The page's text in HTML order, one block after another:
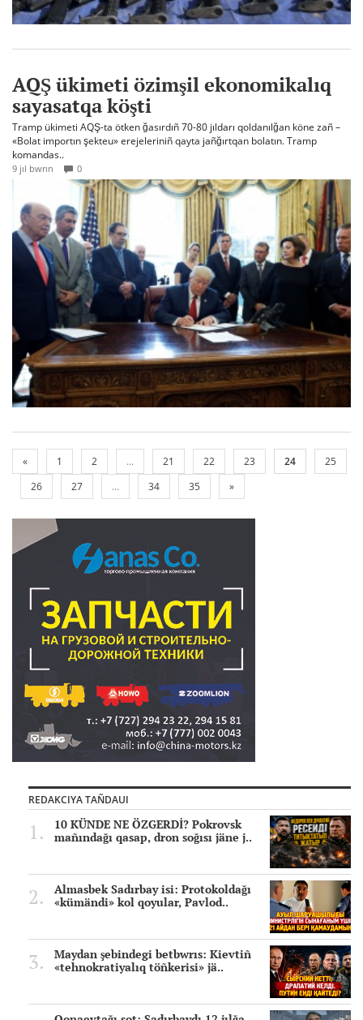
AQŞ ükimeti özimşil ekonomikalıq
sayasatqa köşti
Tramp ükimeti AQŞ-ta ötken ğasırdıñ 70-80 jıldarı qoldanılğan köne zañ –
«Bolat importın şekteu» erejeleriniñ qayta jañğırtqan bolatın. Tramp
komandas..
9 jıl bwrın 0
« 1 2 ... 21 22 23 24
25
26
27 ... 34 35 »
REDAKCIYA TAÑDAUI
10 KÜNDE NE ÖZGERDİ? Pokrovsk
mañındağı qasap, dron soğısı jäne j..
Almasbek Sadırbay isi: Protokoldağı
«kümändi» kol qoyular, Pavlod..
Maydan şebindegi betbwrıs: Kievtiñ
«tehnokratiyalıq töñkerisi» jä..